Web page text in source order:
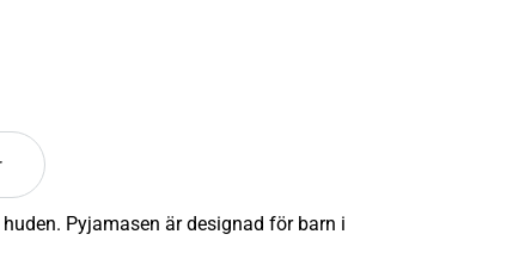
Pyjamasen är designad för barn i